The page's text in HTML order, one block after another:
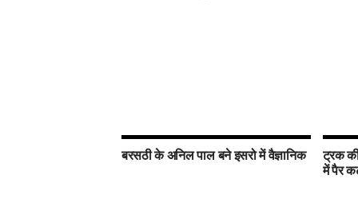
बरसठी के अनिल पाल बने इसरो में वैज्ञानिक ट्रक
में पैर